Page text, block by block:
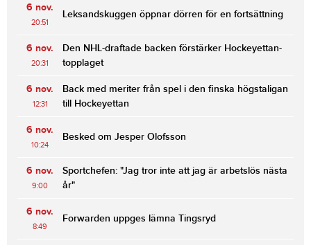
6 nov.
20:51
Leksandskuggen öppnar dörren för en fortsättning
6 nov.
20:31
Den NHL-draftade backen förstärker Hockeyettan-
topplaget
6 nov.
12:31
Back med meriter från spel i den finska högstaligan
till Hockeyettan
6 nov.
10:24
Besked om Jesper Olofsson
6 nov.
9:00
Sportchefen: "Jag tror inte att jag är arbetslös nästa
år"
6 nov.
8:49
Forwarden uppges lämna Tingsryd